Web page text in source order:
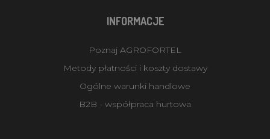
INFORMACJE
Poznaj AGROFORTEL
Metody płatności i koszty dostawy
Ogólne warunki handlowe
B2B - współpraca hurtowa